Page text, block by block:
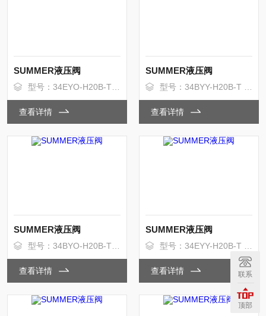
SUMMER液压阀
型号：34EYO-H20B-T 内控外回
查看详情
SUMMER液压阀
型号：34BYY-H20B-T 内控内回
查看详情
SUMMER液压阀
型号：34BYO-H20B-T 内控内回
查看详情
SUMMER液压阀
型号：34EYY-H20B-T 内控内回
查看详情 联系
顶部